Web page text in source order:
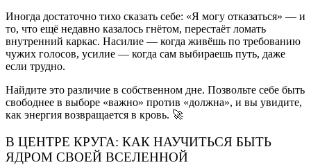
Иногда достаточно тихо сказать себе: «Я могу отказаться» — и
то, что ещё недавно казалось гнётом, перестаёт ломать
внутренний каркас. Насилие — когда живёшь по требованию
чужих голосов, усилие — когда сам выбираешь путь, даже
если трудно.
Найдите это различие в собственном дне. Позвольте себе быть
свободнее в выборе «важно» против «должна», и вы увидите,
как энергия возвращается в кровь. 🚀
В ЦЕНТРЕ КРУГА: КАК НАУЧИТЬСЯ БЫТЬ
ЯДРОМ СВОЕЙ ВСЕЛЕННОЙ